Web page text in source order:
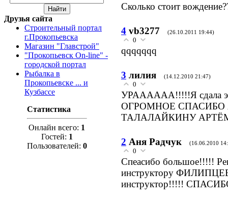
Друзья сайта
Строительный портал
г.Прокопьевска
Магазин "Главстрой"
"Прокопьевск On-line" -
городской портал
Рыбалка в
Прокопьевске ... и
Кузбассе
Статистика
Онлайн всего: 1
Гостей: 1
Пользователей: 0
Сколько стоит
4 vb3277 (26.10.2011 19:44)
0
qqqqqqq
3 лилия (14.12.2010 21:47)
0
УРАААААА!!!!!Я сдала
ОГРОМНОЕ СПАСИБО
ТАЛАЛАЙКИНУ
2 Аня Радчук (16.06.2010
0
Спеасибо большое!!!!!
инструктору
инструктор!!!!!